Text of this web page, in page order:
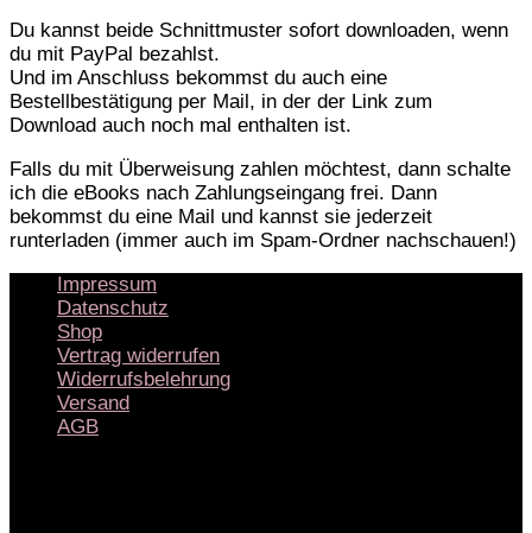
Menge
Du kannst beide Schnittmuster sofort downloaden, wenn
du mit PayPal bezahlst.
Und im Anschluss bekommst du auch eine
Bestellbestätigung per Mail, in der der Link zum
Download auch noch mal enthalten ist.
Falls du mit Überweisung zahlen möchtest, dann schalte
ich die eBooks nach Zahlungseingang frei. Dann
bekommst du eine Mail und kannst sie jederzeit
runterladen (immer auch im Spam-Ordner nachschauen!)
Impressum
Datenschutz
Shop
Vertrag widerrufen
Widerrufsbelehrung
Versand
AGB